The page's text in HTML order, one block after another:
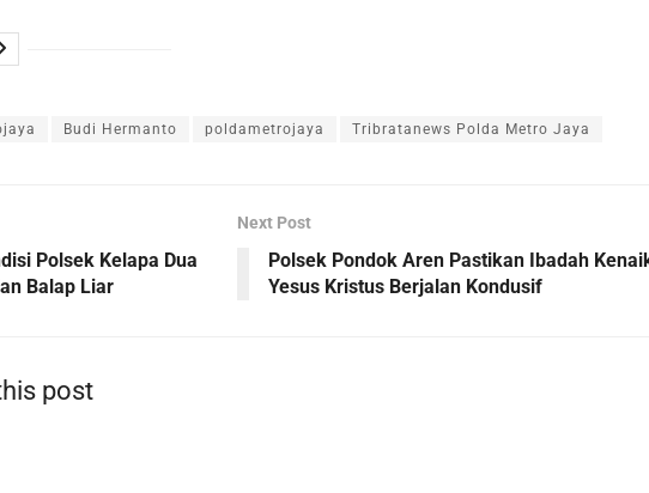
Budi Hermanto poldametrojaya Tribratanews Polda Metro Jaya
Polsek Kelapa Dua
Balap Liar
Next Post
Polsek Pondok Aren Pastikan Ibadah
Yesus Kristus Berjalan Kondusif
post